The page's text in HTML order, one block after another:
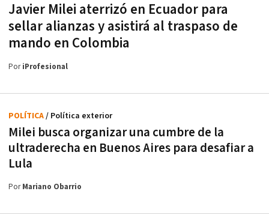
Javier Milei aterrizó en Ecuador para
sellar alianzas y asistirá al traspaso de
mando en Colombia
PoriProfesional
Milei busca organizar una cumbre de la
ultraderecha en Buenos Aires para desafiar a
Lula
POLÍTICA/ Política exterior
PorMariano Obarrio